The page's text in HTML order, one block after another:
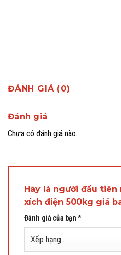
ĐÁNH GIÁ (0)
Đánh giá
Chưa có đánh giá nào.
Hãy là người đầu tiên
xích điện 500kg giá
Đánh giá của bạn *